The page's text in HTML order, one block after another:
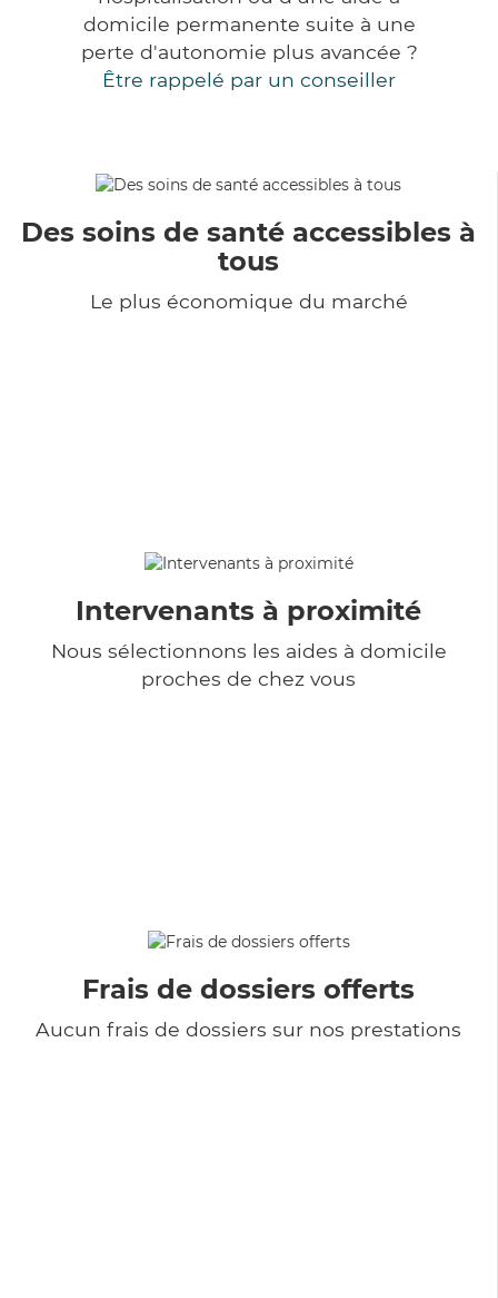
domicile permanente suite à une
perte d'autonomie plus avancée ?
Être rappelé par un conseiller
Des soins de santé accessibles à
tous
Le plus économique du marché
Intervenants à proximité
Nous sélectionnons les aides à domicile
proches de chez vous
Frais de dossiers offerts
Aucun frais de dossiers sur nos prestations